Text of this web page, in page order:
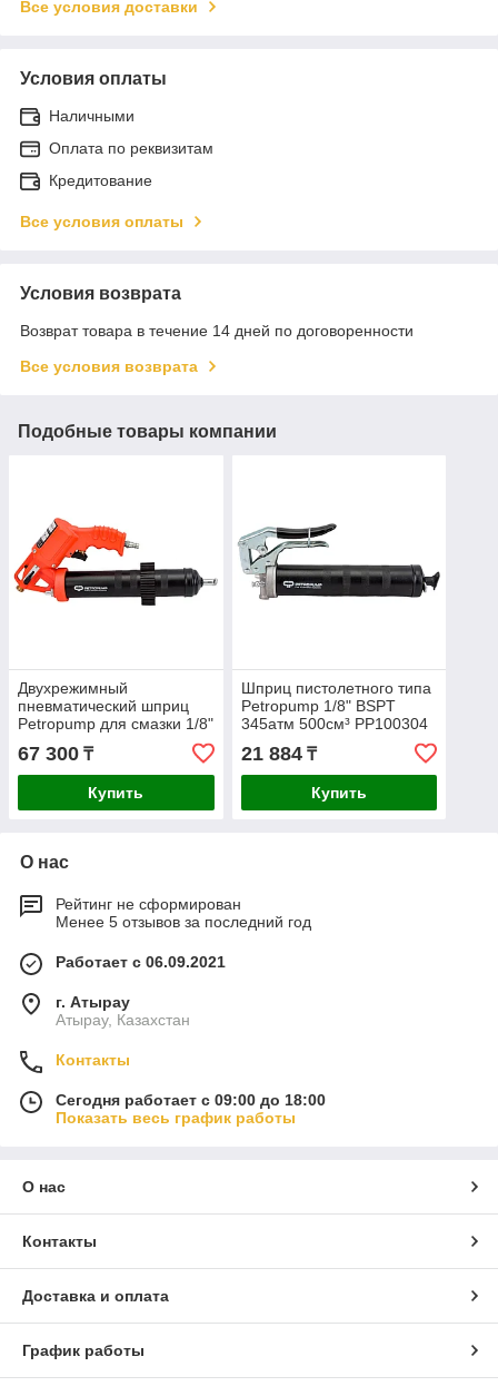
Все условия доставки
Условия оплаты
Наличными
Оплата по реквизитам
Кредитование
Все условия оплаты
Условия возврата
Возврат товара в течение 14 дней по договоренности
Все условия возврата
Подобные товары компании
Двухрежимный
пневматический шприц
Petropump для смазки 1/8"
BSPT 500см³ 413бар
PP100307
67 300 ₸
Купить
Шприц пистолетного типа
Petropump 1/8" BSPT
345атм 500см³ PP100304
21 884₸
Купить
О нас
Рейтинг не сформирован
Менее 5 отзывов за последний год
Работает с 06.09.2021
г. Атырау
Атырау, Казахстан
Контакты
Сегодня работает с 09:00 до 18:00
Показать весь график работы
О нас
Контакты
Доставка и оплата
График работы